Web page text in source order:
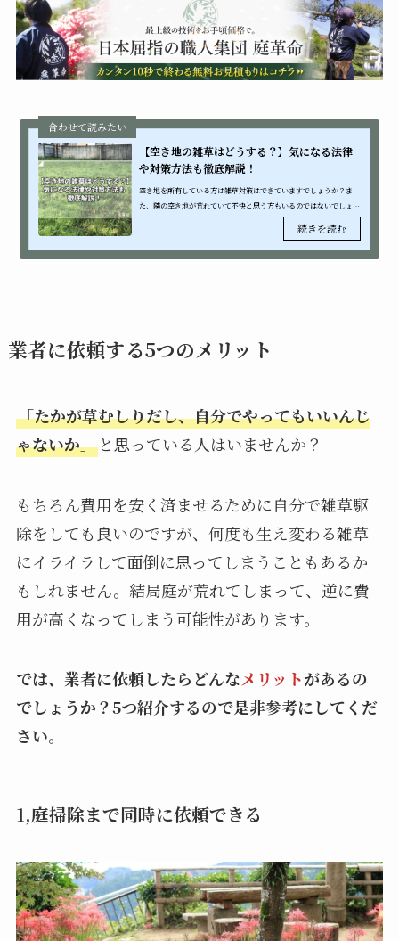
【空き地の雑草はどうする？】気になる法律
や対策方法も徹底解説！
空き地を所有している方は雑草対策はできていますでしょうか？ま
た、隣の空き地が荒れていて不快と思う方もいるのではないでしょう
か。空き地の雑草を放置しておくとトラブルに発展したり借り手も見
業者に依頼する5つのメリット
「たかが草むしりだし、自分でやってもいいんじ
ゃないか」と思っている人はいませんか？
もちろん費用を安く済ませるために自分で雑草駆
除をしても良いのですが、何度も生え変わる雑草
にイライラして面倒に思ってしまうこともあるか
もしれません。結局庭が荒れてしまって、逆に費
用が高くなってしまう可能性があります。
では、業者に依頼したらどんなメリットがあるの
でしょうか？5つ紹介するので是非参考にしてくだ
さい。
1,庭掃除まで同時に依頼できる